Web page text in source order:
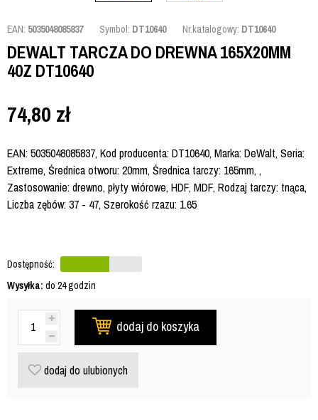
EAN: 5035048085837 Symbol: DT10640 Nr.katalogowy: DT10640
DEWALT TARCZA DO DREWNA 165X20MM
40Z DT10640
74,80 zł
EAN: 5035048085837, Kod producenta: DT10640, Marka: DeWalt, Seria:
Extreme, Średnica otworu: 20mm, Średnica tarczy: 165mm, ,
Zastosowanie: drewno, płyty wiórowe, HDF, MDF, Rodzaj tarczy: tnąca,
Liczba zębów: 37 - 47, Szerokość rzazu: 1.65
Dostępność:
Wysyłka: do 24 godzin
dodaj do koszyka
dodaj do ulubionych